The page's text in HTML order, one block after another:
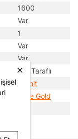
1600
Var
1
Var
Var
Çift Taraflı
Granit
Rose Gold
close